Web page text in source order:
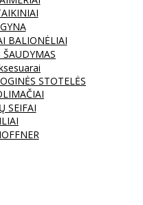
BALIONĖLIAI
STOTELĖS
SEIFAI